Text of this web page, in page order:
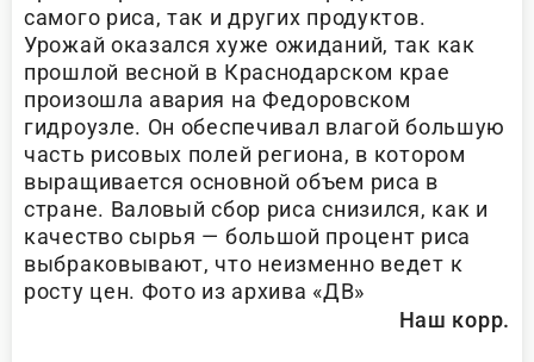
самого риса, так и других продуктов.
Урожай оказался хуже ожиданий, так как
прошлой весной в Краснодарском крае
произошла авария на Федоровском
гидроузле. Он обеспечивал влагой большую
часть рисовых полей региона, в котором
выращивается основной объем риса в
стране. Валовый сбор риса снизился, как и
качество сырья — большой процент риса
выбраковывают, что неизменно ведет к
росту цен. Фото из архива «ДВ»
Наш корр.